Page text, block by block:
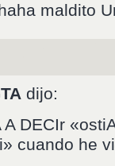
maldito
dijo:
A DECIr
cuando he